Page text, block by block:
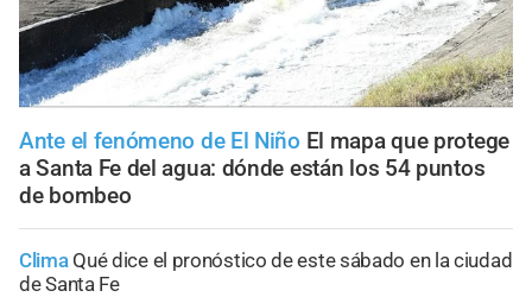
Ante el fenómeno de El Niño El mapa que protege
a Santa Fe del agua: dónde están los 54 puntos
de bombeo
Clima Qué dice el pronóstico de este sábado en la ciudad
de Santa Fe